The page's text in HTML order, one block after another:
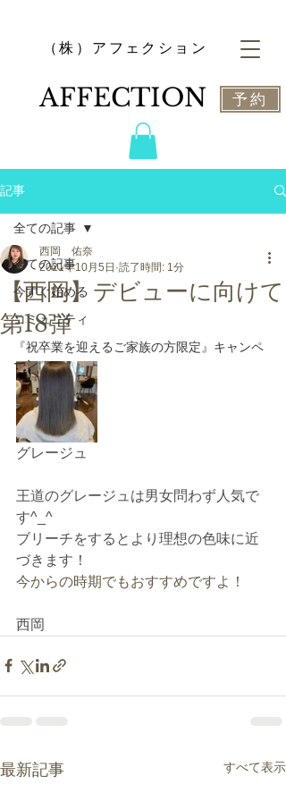
​（株）アフェクション
​AFFECTION 予約
記事
全ての記事
今すぐ始める
コミュニティ
『祝卒業を迎えるご家族の方限定』キャンペ
ーン
全ての記事
【西岡】デビューに向けて
第18弾
西岡 佑奈
2021年10月5日 読了時間: 1分
グレージュ
王道のグレージュは男女問わず人気で
す^_^
ブリーチをするとより理想の色味に近
づきます！
今からの時期でもおすすめですよ！
西岡
最新記事 すべて表示